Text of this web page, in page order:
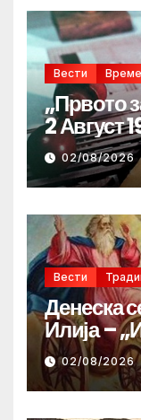
Вести
„Првото
2 Август
02/08/2026
Вести
Денеска
Илија –
02/08/2026